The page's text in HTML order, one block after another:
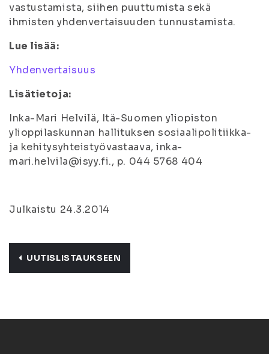
vastustamista, siihen puuttumista sekä
ihmisten yhdenvertaisuuden tunnustamista.
Lue lisää:
Yhdenvertaisuus
Lisätietoja:
Inka-Mari Helvilä, Itä-Suomen yliopiston
ylioppilaskunnan hallituksen sosiaalipolitiikka-
ja kehitysyhteistyövastaava, inka-
mari.helvila@isyy.fi., p. 044 5768 404
Julkaistu 24.3.2014
UUTISLISTAUKSEEN